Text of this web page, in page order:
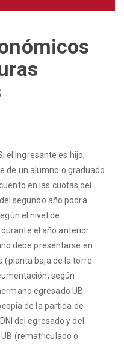
el ingresante es hijo,
de un alumno o graduado
en las cuotas del
segundo año podrá
el nivel de
el año anterior.
debe presentarse en
(planta baja de la torre
según
egresado UB:
de la partida de
del egresado y del
(rematriculado o